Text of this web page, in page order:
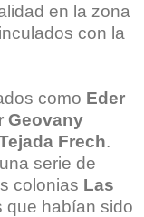
en la zona
con la
como Eder
Geovany
Frech.
serie de
colonias Las
que habían sido